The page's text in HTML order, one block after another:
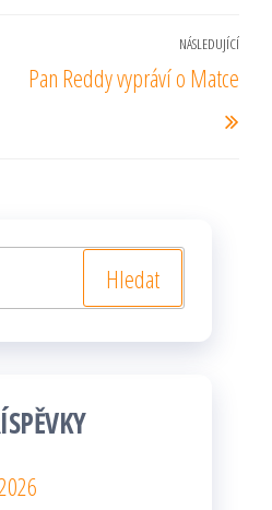
NÁSLEDUJÍCÍ
Pan Reddy vypráví o Matce